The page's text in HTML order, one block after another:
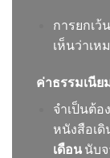
การยกเว้
เห็นว่าเห
ค่าธรรมเนีย
จำเป็นต้อ
หนังสือเ
เดือนนับจ